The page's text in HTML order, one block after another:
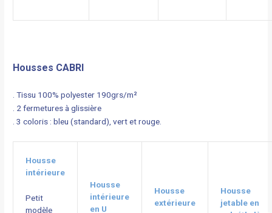
Housses CABRI
. Tissu 100% polyester 190grs/m²
. 2 fermetures à glissière
. 3 coloris : bleu (standard), vert et rouge.
Housse
intérieure
Petit
modèle
Housse
intérieure
en U
Housse
extérieure
Housse
jetable en